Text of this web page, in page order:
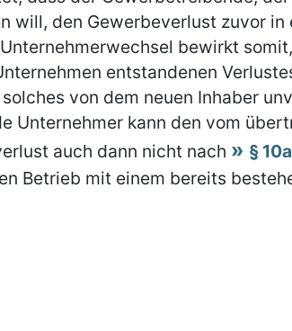
will, den Gewerbeverlust zuvor in
bewirkt
entstandenen
von dem neuen Inhaber
Unternehmer kann den vom
auch dann nicht nach
§
Betrieb mit einem bereits